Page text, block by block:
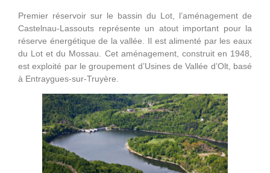
Premier réservoir sur le bassin du Lot, l’aménagement de
Castelnau-Lassouts représente un atout important pour la
réserve énergétique de la vallée. Il est alimenté par les eaux
du Lot et du Mossau. Cet aménagement, construit en 1948,
est exploité par le groupement d’Usines de Vallée d’Olt, basé
à Entraygues-sur-Truyère.